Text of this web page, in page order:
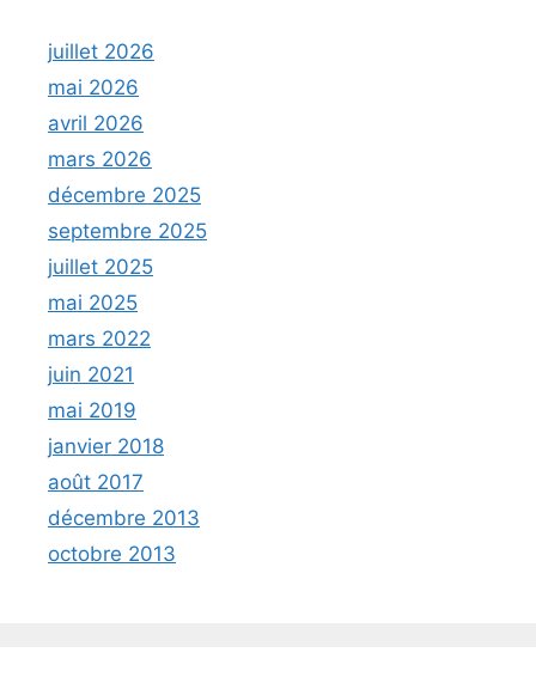
juillet 2026
mai 2026
avril 2026
mars 2026
décembre 2025
septembre 2025
juillet 2025
mai 2025
mars 2022
juin 2021
mai 2019
janvier 2018
août 2017
décembre 2013
octobre 2013